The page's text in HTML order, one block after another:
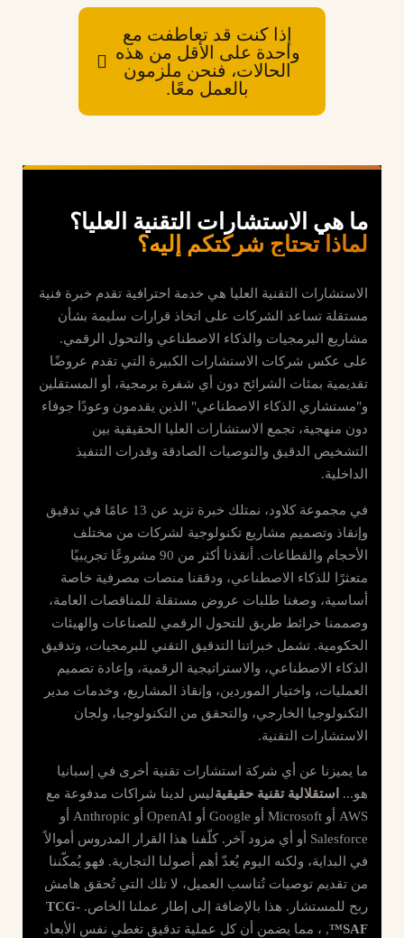
إذا كنت قد تعاطفت مع
واحدة على الأقل من هذه
الحالات، فنحن ملزمون
بالعمل معًا.
ما هي الاستشارات التقنية العليا؟
لماذا تحتاج شركتكم إليه؟
الاستشارات التقنية العليا هي خدمة احترافية تقدم خبرة فنية
مستقلة تساعد الشركات على اتخاذ قرارات سليمة بشأن
مشاريع البرمجيات والذكاء الاصطناعي والتحول الرقمي.
على عكس شركات الاستشارات الكبيرة التي تقدم عروضًا
تقديمية بمئات الشرائح دون أي شفرة برمجية، أو المستقلين
و"مستشاري الذكاء الاصطناعي" الذين يقدمون وعودًا جوفاء
دون منهجية، تجمع الاستشارات العليا الحقيقية بين
التشخيص الدقيق والتوصيات الصادقة وقدرات التنفيذ
الداخلية.
في مجموعة كلاود، نمتلك خبرة تزيد عن 13 عامًا في تدقيق
وإنقاذ وتصميم مشاريع تكنولوجية لشركات من مختلف
الأحجام والقطاعات. أنقذنا أكثر من 90 مشروعًا تجريبيًا
متعثرًا للذكاء الاصطناعي، ودققنا منصات مصرفية خاصة
أساسية، وصغنا طلبات عروض مستقلة للمناقصات العامة،
وصممنا خرائط طريق للتحول الرقمي للصناعات والهيئات
الحكومية. تشمل خبراتنا التدقيق التقني للبرمجيات، وتدقيق
الذكاء الاصطناعي، والاستراتيجية الرقمية، وإعادة تصميم
العمليات، واختيار الموردين، وإنقاذ المشاريع، وخدمات مدير
التكنولوجيا الخارجي، والتحقق من التكنولوجيا، ولجان
الاستشارات التقنية.
ما يميزنا عن أي شركة استشارات تقنية أخرى في إسبانيا
هو...
استقلالية تقنية حقيقية ليس لدينا شراكات مدفوعة مع
AWS أو Microsoft أو Google أو OpenAI أو Anthropic أو
Salesforce أو أي مزود آخر. كلّفنا هذا القرار المدروس أموالاً
في البداية، ولكنه اليوم يُعدّ أهم أصولنا التجارية. فهو يُمكّننا
من تقديم توصيات تُناسب العميل، لا تلك التي تُحقق هامش
ربح للمستشار. هذا بالإضافة إلى إطار عملنا الخاص. TCG-
SAF™
, ، مما يضمن أن كل عملية تدقيق تغطي نفس الأبعاد